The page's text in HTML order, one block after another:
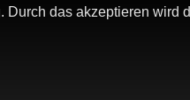
das akzeptieren wird